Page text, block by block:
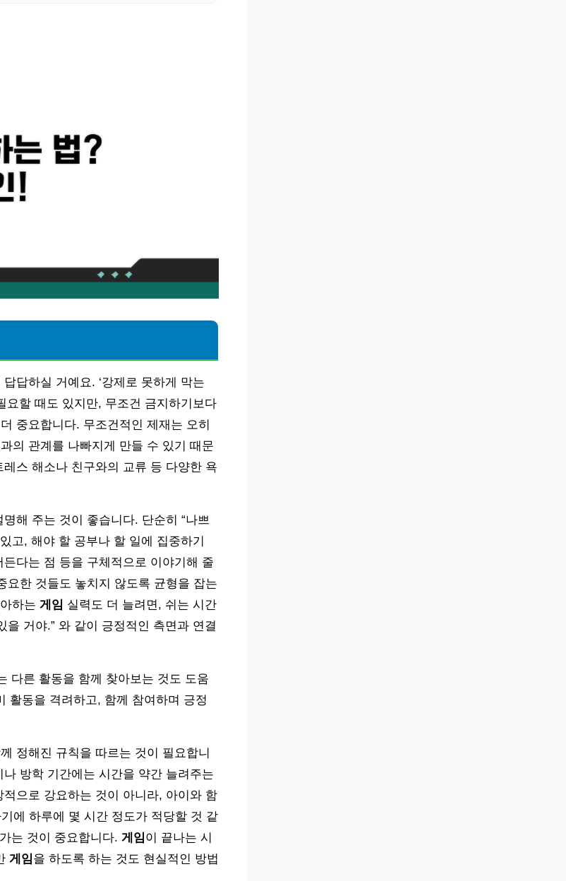
답하실 거예요. ‘강제로 못하게 막는
요할 때도 있지만, 무조건 금지하기보다
중요합니다. 무조건적인 제재는 오히
의 관계를 나빠지게 만들 수 있기 때문
스 해소나 친구와의 교류 등 다양한 욕
해 주는 것이 좋습니다. 단순히 “나쁘
고, 해야 할 공부나 할 일에 집중하기
다는 점 등을 구체적으로 이야기해 줄
요한 것들도 놓치지 않도록 균형을 잡는
하는 게임 실력도 더 늘려면, 쉬는 시간
거야.” 와 같이 긍정적인 측면과 연결
다른 활동을 함께 찾아보는 것도 도움
활동을 격려하고, 함께 참여하며 긍정
정해진 규칙을 따르는 것이 필요합니
방학 기간에는 시간을 약간 늘려주는
으로 강요하는 것이 아니라, 아이와 함
에 하루에 몇 시간 정도가 적당할 것 같
는 것이 중요합니다. 게임이 끝나는 시
게임을 하도록 하는 것도 현실적인 방법